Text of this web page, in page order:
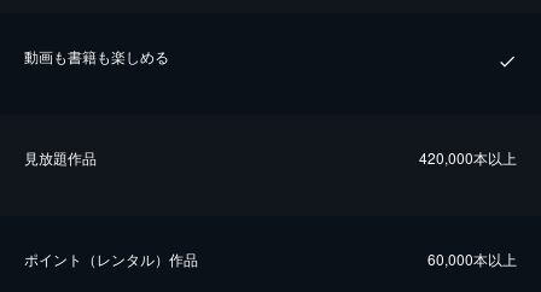
動画も書籍も楽しめる
⾒放題作品 420,000本以上
ポイント（レンタル）作品 60,000本以上